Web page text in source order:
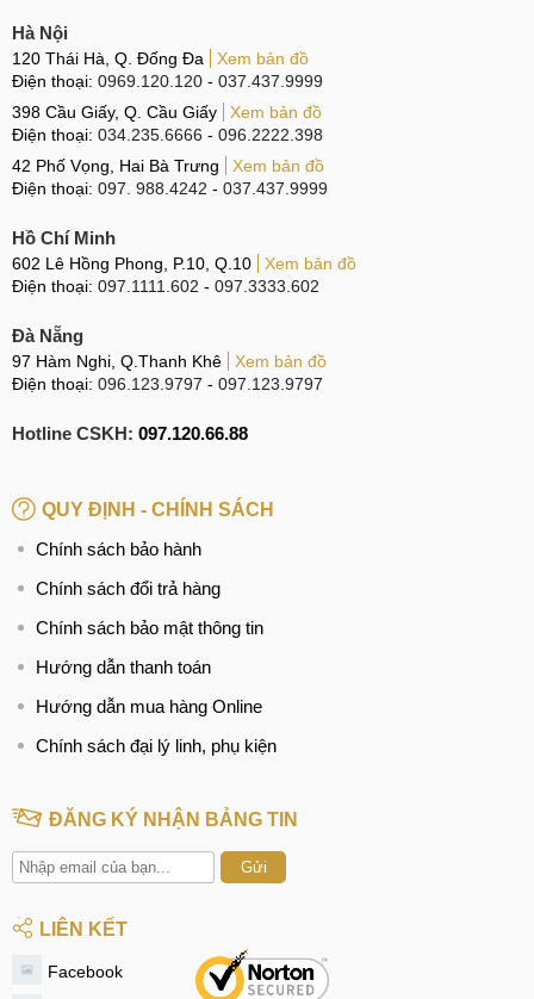
Hà Nội
120 Thái Hà, Q. Đống Đa
Xem bản đồ
Điện thoại: 0969.120.120 - 037.437.9999
398 Cầu Giấy, Q. Cầu Giấy
Xem bản đồ
Điện thoại: 034.235.6666 - 096.2222.398
42 Phố Vọng, Hai Bà Trưng
Xem bản đồ
Điện thoại: 097. 988.4242 - 037.437.9999
Hồ Chí Minh
602 Lê Hồng Phong, P.10, Q.10
Xem bản đồ
Điện thoại: 097.1111.602 - 097.3333.602
Đà Nẵng
97 Hàm Nghi, Q.Thanh Khê
Xem bản đồ
Điện thoại: 096.123.9797 - 097.123.9797
Hotline CSKH: 097.120.66.88
QUY ĐỊNH - CHÍNH SÁCH
Chính sách bảo hành
Chính sách đổi trả hàng
Chính sách bảo mật thông tin
Hướng dẫn thanh toán
Hướng dẫn mua hàng Online
Chính sách đại lý linh, phụ kiện
ĐĂNG KÝ NHẬN BẢNG TIN
Gửi
LIÊN KẾT
Facebook